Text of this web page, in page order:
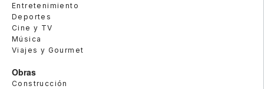
Entretenimiento
Deportes
Cine y TV
Música
Viajes y Gourmet
Obras
Construcción